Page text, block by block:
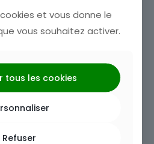
être aussi…
et vous donne le
vous souhaitez activer.
Refuser
tous les cookies